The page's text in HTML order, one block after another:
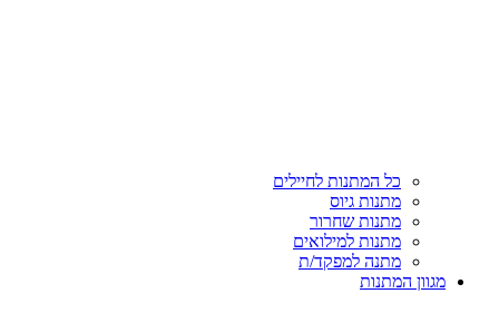
כל המתנות לחיילים
מתנות גיוס
מתנות שחרור
מתנות למילואים
מתנה למפקד/ת
מגוון המתנות